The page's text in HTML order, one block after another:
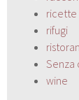
ricette
rifugi
Senza
wine